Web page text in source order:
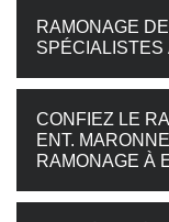
RAMONAGE
SPÉCIALISTES
CONFIEZ LE
ENT.
RAMONAGE À